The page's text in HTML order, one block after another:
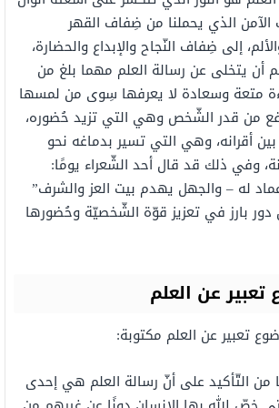
الآمن الذي يحملنا من ضِفاف القهر
إلى ضِفاف النّجاح والإبداع والحضارة،
أن يتخلى عن رسالة العلم مهما بلغ من
متعة وسعادة لا يعرفها سِوى من لمسها
من قدر الشّخص وهي التي تزيد حُضوره،
أقرانه، وهي التي تسير بدماغه نحو
وفي ذلك قد قال أحد الشّعراء يومًا:
عماد له – والجهل يهدم بيت العز والشرف”
دور بارز في تعزيز قوّة الشّخصيّة وحُضورها
عن العلم
تعبير عن العلم مكتوبة:
من التّأكيد على أنّ رسالة العلم هي إحدى